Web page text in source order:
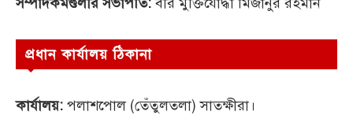
প্রধান কার্যালয় ঠিকানা
কার্যালয়: পলাশপোল (তেঁতুলতলা) সাতক্ষীরা।